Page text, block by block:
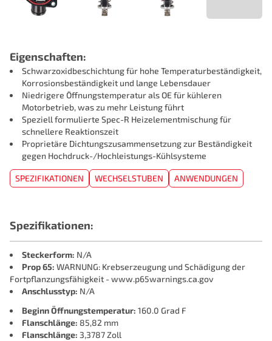
Eigenschaften:
Schwarzoxidbeschichtung für hohe Temperaturbeständigkeit,
Korrosionsbeständigkeit und lange Lebensdauer
Niedrigere Öffnungstemperatur als OE für kühleren
Motorbetrieb, was zu mehr Leistung führt
Speziell formulierte Spec-R️ Heizelementmischung für
schnellere Reaktionszeit
Proprietäre Dichtungszusammensetzung zur Beständigkeit
gegen Hochdruck-/Hochleistungs-Kühlsysteme
SPEZIFIKATIONEN WECHSELSTUBEN ANWENDUNGEN
Spezifikationen:
Steckerform: N/A
Prop 65: WARNUNG: Krebserzeugung und Schädigung der
Fortpflanzungsfähigkeit - www.p65warnings.ca.gov
Anschlusstyp: N/A
Beginn Öffnungstemperatur: 160.0 Grad F
Flanschlänge: 85,82 mm
Flanschlänge: 3,3787 Zoll